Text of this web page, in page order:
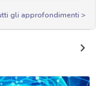
gli approfondimenti >